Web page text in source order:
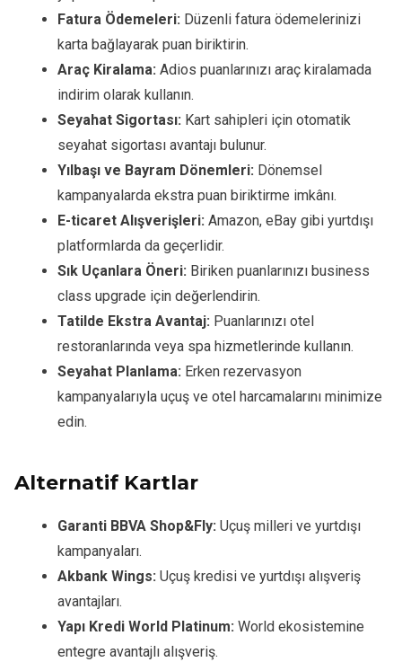
Fatura Ödemeleri: Düzenli fatura ödemelerinizi
karta bağlayarak puan biriktirin.
Araç Kiralama: Adios puanlarınızı araç kiralamada
indirim olarak kullanın.
Seyahat Sigortası: Kart sahipleri için otomatik
seyahat sigortası avantajı bulunur.
Yılbaşı ve Bayram Dönemleri: Dönemsel
kampanyalarda ekstra puan biriktirme imkânı.
E-ticaret Alışverişleri: Amazon, eBay gibi yurtdışı
platformlarda da geçerlidir.
Sık Uçanlara Öneri: Biriken puanlarınızı business
class upgrade için değerlendirin.
Tatilde Ekstra Avantaj: Puanlarınızı otel
restoranlarında veya spa hizmetlerinde kullanın.
Seyahat Planlama: Erken rezervasyon
kampanyalarıyla uçuş ve otel harcamalarını minimize
edin.
Alternatif Kartlar
Garanti BBVA Shop&Fly: Uçuş milleri ve yurtdışı
kampanyaları.
Akbank Wings: Uçuş kredisi ve yurtdışı alışveriş
avantajları.
Yapı Kredi World Platinum: World ekosistemine
entegre avantajlı alışveriş.